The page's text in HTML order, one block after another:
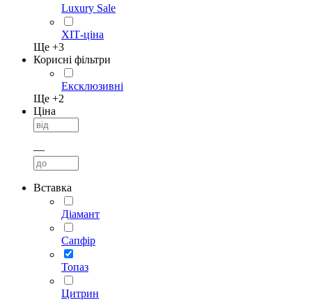
Luxury Sale
ХІТ-ціна
Ще +3
Корисні фільтри
Ексклюзивні
Ще +2
Ціна
—
Вставка
Діамант
Сапфір
Топаз
Цитрин